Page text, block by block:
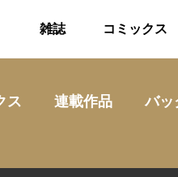
雑誌 コミックス
ス 連載作品 バッ